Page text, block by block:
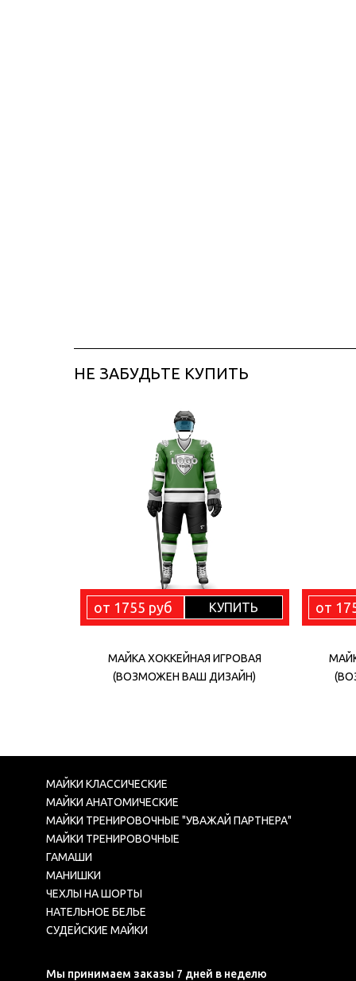
НЕ ЗАБУДЬТЕ КУПИТЬ
от 1755 руб КУПИТЬ
МАЙКА ХОККЕЙНАЯ ИГРОВАЯ
(ВОЗМОЖЕН ВАШ ДИЗАЙН)
от
МАЙКИ КЛАССИЧЕСКИЕ
МАЙКИ АНАТОМИЧЕСКИЕ
МАЙКИ ТРЕНИРОВОЧНЫЕ "УВАЖАЙ ПАРТНЕРА"
МАЙКИ ТРЕНИРОВОЧНЫЕ
ГАМАШИ
МАНИШКИ
ЧЕХЛЫ НА ШОРТЫ
НАТЕЛЬНОЕ БЕЛЬЕ
СУДЕЙСКИЕ МАЙКИ
Мы принимаем заказы 7 дней в неделю